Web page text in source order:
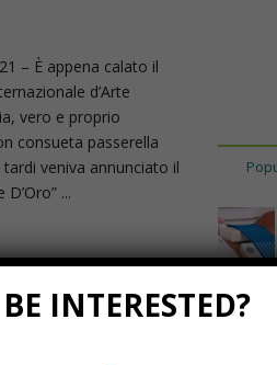
– È appena calato il
d’Arte
vero e proprio
consueta passerella
veniva annunciato il
...
INTERESTED?